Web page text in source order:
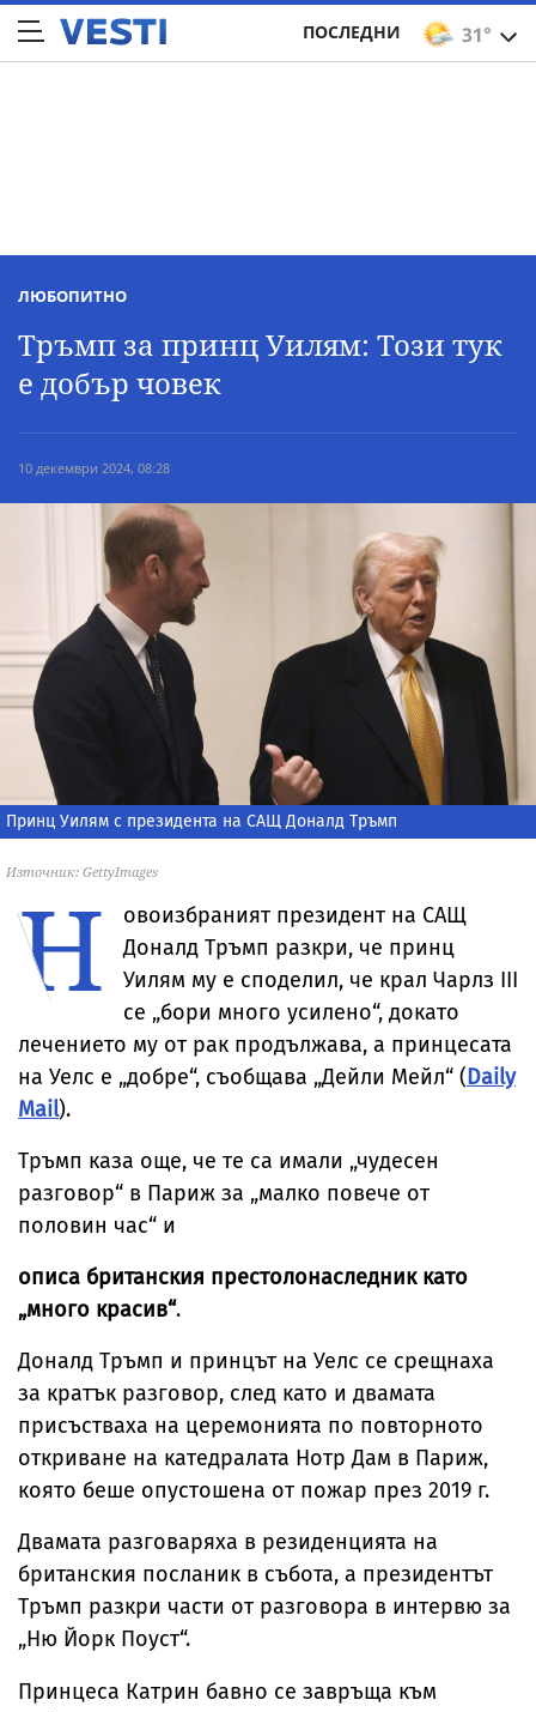
31°
ПОСЛЕДНИ
ЛЮБОПИТНО
Тръмп за принц Уилям: Този тук
е добър човек
10 декември 2024, 08:28
Принц Уилям с президента на САЩ Доналд Тръмп
Източник: GettyImages
Н
овоизбраният президент на САЩ
Доналд Тръмп разкри, че принц
Уилям му е споделил, че крал Чарлз III
се „бори много усилено“, докато
лечението му от рак продължава, а принцесата
на Уелс е „добре“, съобщава „Дейли Мейл“ (Daily
Mail).
Тръмп каза още, че те са имали „чудесен
разговор“ в Париж за „малко повече от
половин час“ и
описа британския престолонаследник като
„много красив“.
Доналд Тръмп и принцът на Уелс се срещнаха
за кратък разговор, след като и двамата
присъстваха на церемонията по повторното
откриване на катедралата Нотр Дам в Париж,
която беше опустошена от пожар през 2019 г.
Двамата разговаряха в резиденцията на
британския посланик в събота, а президентът
Тръмп разкри части от разговора в интервю за
„Ню Йорк Поуст“.
Принцеса Катрин бавно се завръща към